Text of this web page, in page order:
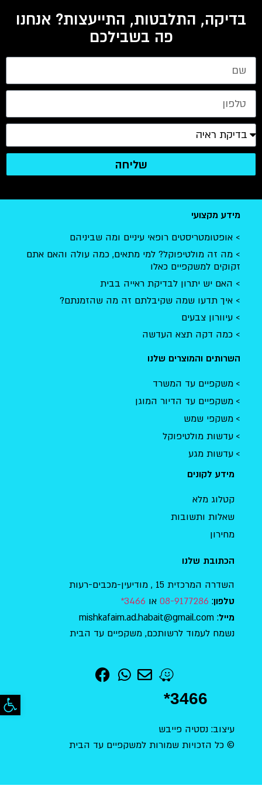
בדיקה, התלבטות, התייעצות? אנחנו
פה בשבילכם
שליחה
מידע מקצועי
אופטומטריסטים רופאי עיניים ומה שביניהם
מה זה מולטיפוקל? למי מתאים, כמה עולה והאם אתם
זקוקים למשקפיים כאלו
האם יש יתרון לבדיקת ראייה בבית
איך תדעו שמה שקיבלתם זה מה שהזמנתם?
עיוורון צבעים
כמה דקה תצא העדשה
השרותים והמוצרים שלנו
משקפיים עד המשרד
משקפיים עד הדיור המוגן
משקפי שמש
עדשות מולטיפוקל
עדשות מגע
מידע לקונים
קטלוג מלא
שאלות ותשובות
מחירון
הכתובת שלנו
השדרה המרכזית 15 , מודיעין-מכבים-רעות
טלפון:
08-9177286 או 3466*
מייל: mishkafaim.ad.habait@gmail.com
נשמח לעמוד לרשותכם, משקפיים עד הבית
*3466
עיצוב: נסטיה פייבש
© כל הזכויות שמורות למשקפיים עד הבית
פתח